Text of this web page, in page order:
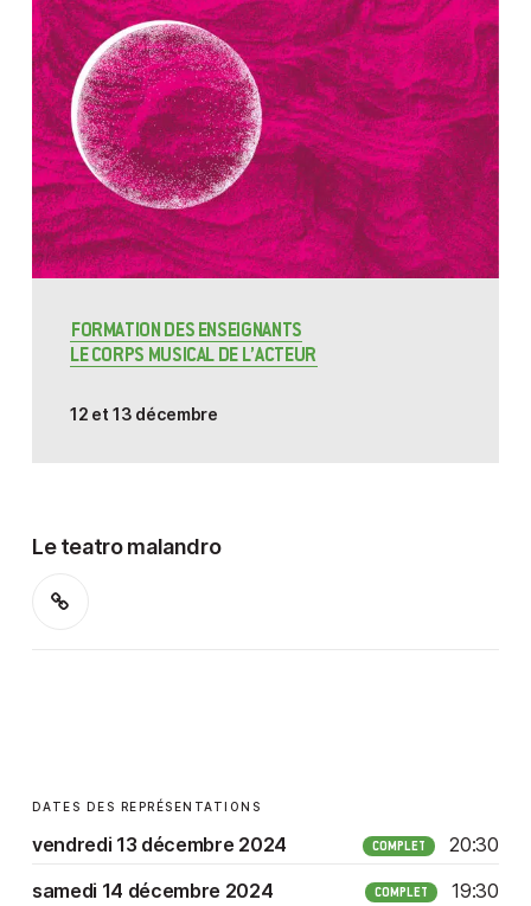
FORMATION DES ENSEIGNANTS
LE CORPS MUSICAL DE L’ACTEUR
12 et 13 décembre
Le teatro malandro
DATES DES REPRÉSENTATIONS
vendredi 13 décembre 2024 COMPLET
20:30
samedi 14 décembre 2024
COMPLET 19:30